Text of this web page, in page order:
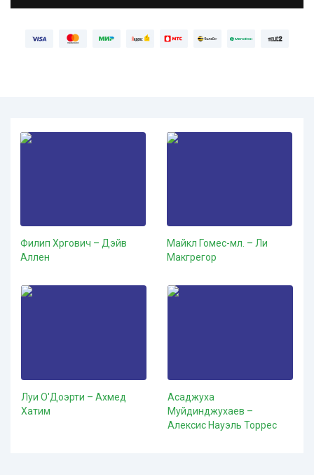
Филип Хргович – Дэйв
Аллен
Майкл Гомес-мл. – Ли
Макгрегор
Луи О'Доэрти – Ахмед
Хатим
Асаджуха
Муйдинджухаев –
Алексис Науэль Торрес